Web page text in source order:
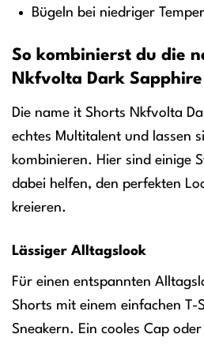
Bügeln bei niedriger
So kombinierst du die
Nkfvolta Dark Sapphire
Die name it Shorts Nkfvolta
echtes Multitalent und lassen
kombinieren. Hier sind einige
dabei helfen, den perfekten
kreieren.
Lässiger Alltagslook
Für einen entspannten
Shorts mit einem einfachen T-
Sneakern. Ein cooles Cap